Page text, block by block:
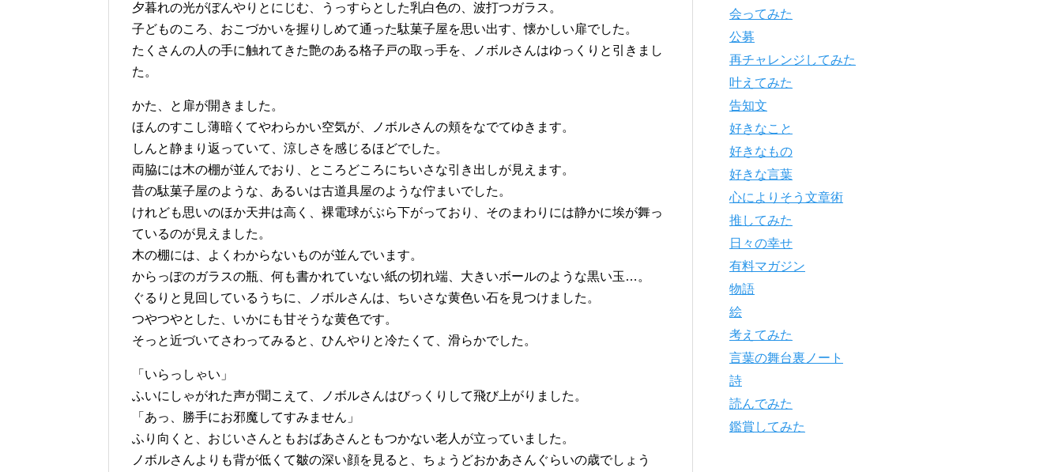
夕暮れの光がぼんやりとにじむ、うっすらとした乳白色の、波打つガラス。
子どものころ、おこづかいを握りしめて通った駄菓子屋を思い出す、懐かしい扉でした。
たくさんの人の手に触れてきた艶のある格子戸の取っ手を、ノボルさんはゆっくりと引きまし
た。
かた、と扉が開きました。
ほんのすこし薄暗くてやわらかい空気が、ノボルさんの頬をなでてゆきます。
しんと静まり返っていて、涼しさを感じるほどでした。
両脇には木の棚が並んでおり、ところどころにちいさな引き出しが見えます。
昔の駄菓子屋のような、あるいは古道具屋のような佇まいでした。
けれども思いのほか天井は高く、裸電球がぶら下がっており、そのまわりには静かに埃が舞っ
ているのが見えました。
木の棚には、よくわからないものが並んでいます。
からっぽのガラスの瓶、何も書かれていない紙の切れ端、大きいボールのような黒い玉…。
ぐるりと見回しているうちに、ノボルさんは、ちいさな黄色い石を見つけました。
つやつやとした、いかにも甘そうな黄色です。
そっと近づいてさわってみると、ひんやりと冷たくて、滑らかでした。
「いらっしゃい」
ふいにしゃがれた声が聞こえて、ノボルさんはびっくりして飛び上がりました。
「あっ、勝手にお邪魔してすみません」
ふり向くと、おじいさんともおばあさんともつかない老人が立っていました。
ノボルさんよりも背が低くて皺の深い顔を見ると、ちょうどおかあさんぐらいの歳でしょう
会ってみた
公募
再チャレンジしてみた
叶えてみた
告知文
好きなこと
好きなもの
好きな言葉
心によりそう文章術
推してみた
日々の幸せ
有料マガジン
物語
絵
考えてみた
言葉の舞台裏ノート
詩
読んでみた
鑑賞してみた